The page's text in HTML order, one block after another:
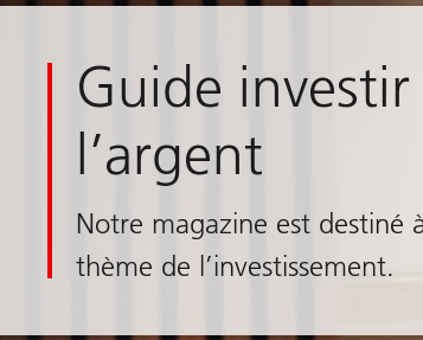
Guide
l’argent
Notre magazine est destiné
thème de l’investissement.